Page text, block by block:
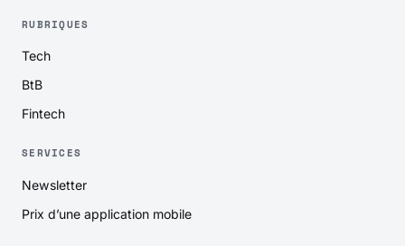
RUBRIQUES
Tech
BtB
Fintech
SERVICES
Newsletter
Prix d’une application mobile